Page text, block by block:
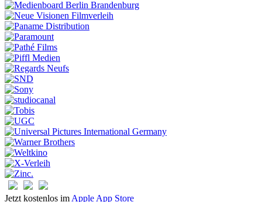
Jetzt kostenlos im Apple App Store